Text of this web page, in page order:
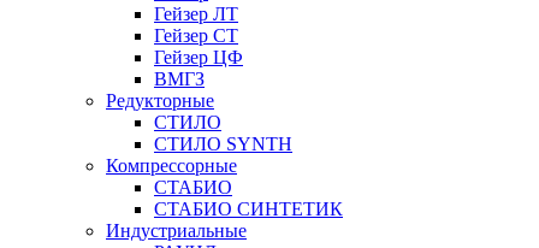
Гейзер ЛТ
Гейзер СТ
Гейзер ЦФ
ВМГЗ
Редукторные
СТИЛО
СТИЛО SYNTH
Компрессорные
СТАБИО
СТАБИО СИНТЕТИК
Индустриальные